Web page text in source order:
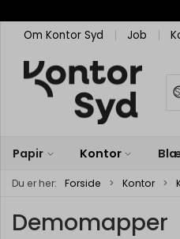
Om Kontor Syd
Job
Papir Kontor
Du er her: Forside Kontor
Demomapper